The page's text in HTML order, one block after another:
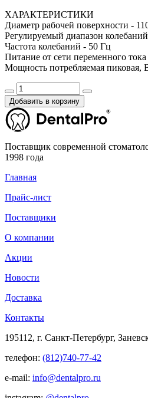
ХАРАКТЕРИСТИКИ
Диаметр рабочей поверхности -
Регулируемый диапазон
Частота колебаний - 50 Гц
Питание от сети переменного
Мощность потребляемая пиковая,
Добавить в корзину
Поставщик современной
1998 года
Главная
Прайс-лист
Поставщики
О компании
Акции
Новости
Доставка
Контакты
195112, г. Санкт-Петербург,
телефон: (812)740-77-42
e-mail: info@dentalpro.ru